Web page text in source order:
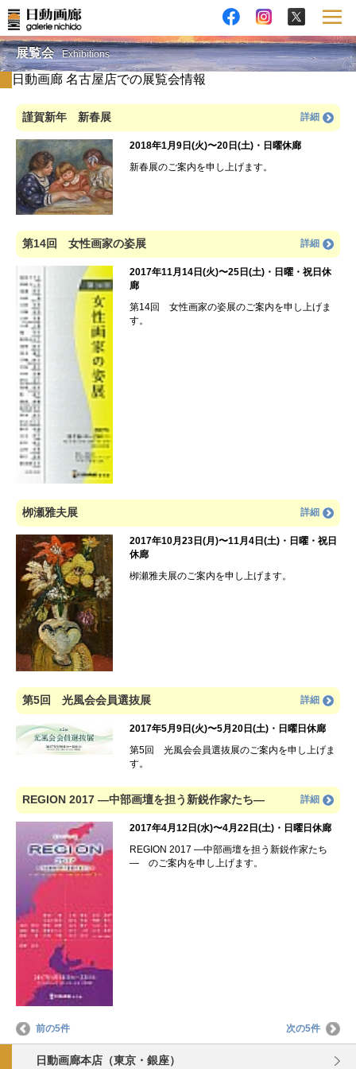
展覧会 Exhibitions
日動画廊 名古屋店での展覧会情報
謹賀新年 新春展 詳細
2018年1月9日(火)〜20日(土)・日曜休廊
新春展のご案内を申し上げます。
第14回 女性画家の姿展 詳細
2017年11月14日(火)〜25日(土)・日曜・祝日休
廊
第14回 女性画家の姿展のご案内を申し上げま
す。
栁瀬雅夫展 詳細
2017年10月23日(月)〜11月4日(土)・日曜・祝日
休廊
栁瀬雅夫展のご案内を申し上げます。
第5回 光風会会員選抜展 詳細
2017年5月9日(火)〜5月20日(土)・日曜日休廊
第5回 光風会会員選抜展のご案内を申し上げま
す。
REGION 2017 ―中部画壇を担う新鋭作家たち― 詳細
2017年4月12日(水)〜4月22日(土)・日曜日休廊
REGION 2017 ―中部画壇を担う新鋭作家たち
― のご案内を申し上げます。
前の5件 次の5件
日動画廊本店（東京・銀座）